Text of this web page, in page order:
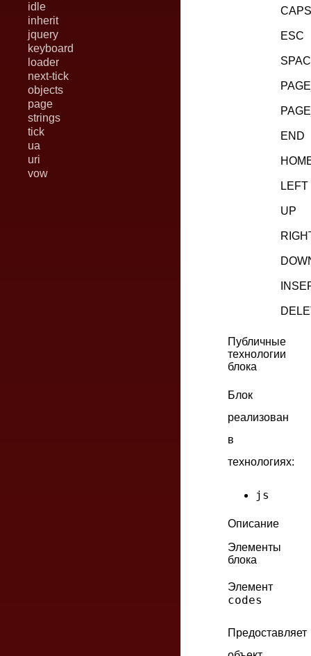
idle
inherit
jquery
keyboard
loader
next-tick
objects
page
strings
tick
ua
uri
vow
ESC
END
LEFT
UP
Публичные
технологии
блока
Блок
реализован
в
технологиях:
js
Описание
Элементы
блока
Элемент
codes
Предоставляет